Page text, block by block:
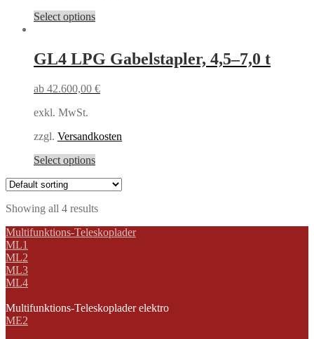
Select options
GL4 LPG Gabelstapler, 4,5–7,0 t
ab 42.600,00 €
exkl. MwSt.
zzgl. Versandkosten
Select options
Showing all 4 results
Multifunktions-Teleskoplader
ML1
ML2
ML3
ML4
Multifunktions-Teleskoplader elektro
ME2